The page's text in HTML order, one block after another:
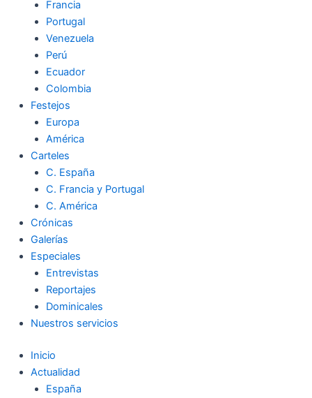
Francia
Portugal
Venezuela
Perú
Ecuador
Colombia
Festejos
Europa
América
Carteles
C. España
C. Francia y Portugal
C. América
Crónicas
Galerías
Especiales
Entrevistas
Reportajes
Dominicales
Nuestros servicios
Inicio
Actualidad
España